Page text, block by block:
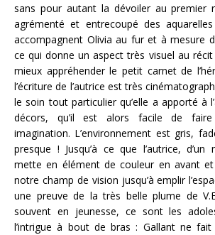
sans pour autant la dévoiler au premier
agrémenté et entrecoupé des
accompagnent Olivia au fur et à mesure
ce qui donne un aspect très visuel au
mieux appréhender le petit carnet de
l’écriture de l’autrice est très
le soin tout particulier qu’elle a apporté à
décors, qu’il est alors facile de
imagination. L’environnement est gris,
presque ! Jusqu’à ce que l’autrice, d’un
mette en élément de couleur en avant et
notre champ de vision jusqu’à emplir
une preuve de la très belle plume de
souvent en jeunesse, ce sont les
l’intrigue à bout de bras : Gallant ne